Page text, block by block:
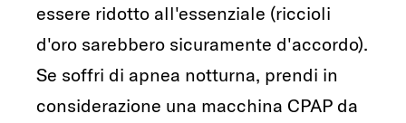
essere ridotto all'essenziale (riccioli
d'oro sarebbero sicuramente d'accordo).
Se soffri di apnea notturna, prendi in
considerazione una macchina CPAP da